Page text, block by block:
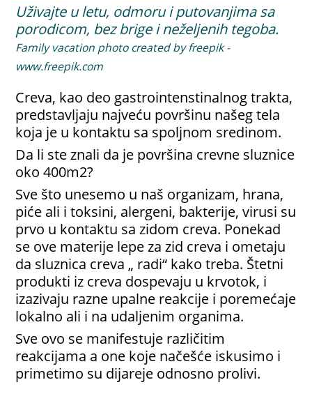
Uživajte u letu, odmoru i putovanjima sa
porodicom, bez brige i neželjenih tegoba.
Family vacation photo created by freepik -
www.freepik.com
Creva, kao deo gastrointenstinalnog trakta,
predstavljaju najveću površinu našeg tela
koja je u kontaktu sa spoljnom sredinom.
Da li ste znali da je površina crevne sluznice
oko 400m2?
Sve što unesemo u naš organizam, hrana,
piće ali i toksini, alergeni, bakterije, virusi su
prvo u kontaktu sa zidom creva. Ponekad
se ove materije lepe za zid creva i ometaju
da sluznica creva „ radi“ kako treba. Štetni
produkti iz creva dospevaju u krvotok, i
izazivaju razne upalne reakcije i poremećaje
lokalno ali i na udaljenim organima.
Sve ovo se manifestuje različitim
reakcijama a one koje načešće iskusimo i
primetimo su dijareje odnosno prolivi.